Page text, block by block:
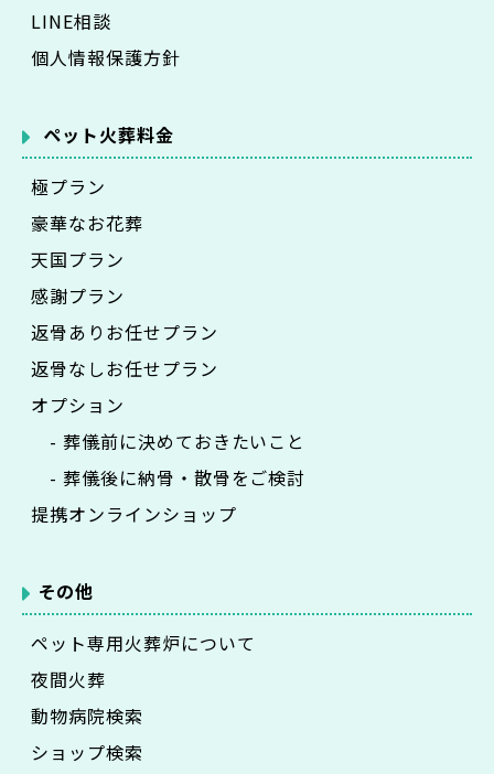
LINE相談
個人情報保護方針
ペット火葬料金
極プラン
豪華なお花葬
天国プラン
感謝プラン
返骨ありお任せプラン
返骨なしお任せプラン
オプション
- 葬儀前に決めておきたいこと
- 葬儀後に納骨・散骨をご検討
提携オンラインショップ
その他
ペット専用火葬炉について
夜間火葬
動物病院検索
ショップ検索